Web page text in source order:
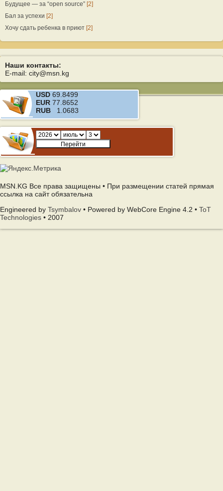
Будущее — за “open source” [2]
Бал за успехи [2]
Хочу сдать ребенка в приют [2]
Наши контакты:
E-mail: city@msn.kg
USD 69.8499
EUR 77.8652
RUB 1.0683
MSN.KG Все права защищены • При размещении статей прямая
ссылка на сайт обязательна
Engineered by Tsymbalov • Powered by WebCore Engine 4.2 • ToT
Technologies • 2007